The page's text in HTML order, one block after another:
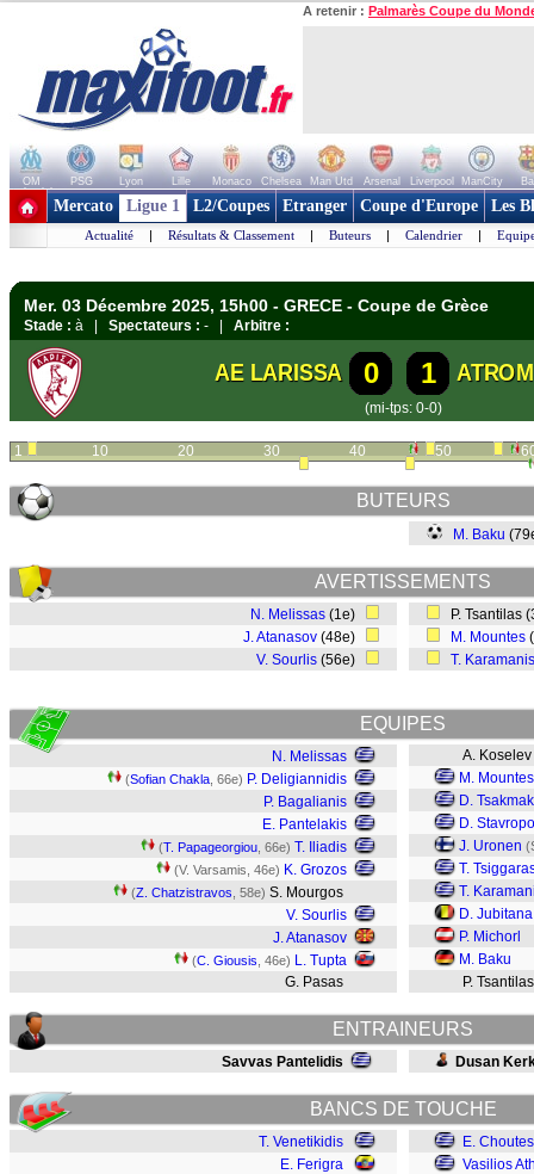
A retenir : Palmarès Coupe du
OM PSG Lyon Lille Monaco Chelsea Man Utd Arsenal Liverpool ManCity
+ de clubs
Mercato Ligue 1 L2/Coupes Etranger Coupe d'Europe Les
Actualité | Résultats & Classement | Buteurs | Calendrier |
Mer. 03 Décembre 2025, 15h00 - GRECE - Coupe de Grèce
Stade : à | Spectateurs : - | Arbitre :
AE LARISSA 0 1
(mi-tps: 0-0)
1 10 20 30 40 50
BUTEURS
M. Baku
AVERTISSEMENTS
N. Melissas (1e)
J. Atanasov (48e)
V. Sourlis (56e)
P. Tsantilas
M. Mountes
T. Karamanis
EQUIPES
N. Melissas
(Sofian Chakla , 66e) P. Deligiannidis
P. Bagalianis
E. Pantelakis
(T. Papageorgiou , 66e) T. Iliadis
(V. Varsamis, 46e) K. Grozos
(Z. Chatzistravos , 58e) S. Mourgos
V. Sourlis
J. Atanasov
(C. Giousis , 46e) L. Tupta
G. Pasas
A. Koselev
M. Mountes
D.
D.
J. Uronen
T.
T.
D. Jubitana
P. Michorl
M. Baku
P.
ENTRAINEURS
Savvas Pantelidis Dusan
BANCS DE TOUCHE
T. Venetikidis
E. Ferigra
E.
Vasilios